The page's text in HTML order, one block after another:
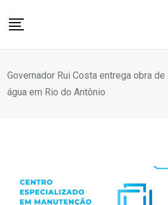
Governador Rui Costa entrega obra
água em Rio do Antônio